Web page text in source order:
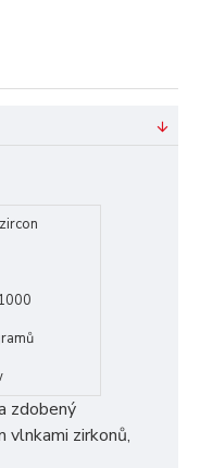
zdobený
zirkonů,